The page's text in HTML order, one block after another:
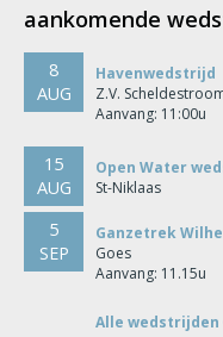
aankomende
8
AUG
Havenwedstrijd
Z.V.
Aanvang: 11:00u
15
AUG
Open Water
St-Niklaas
5
SEP
Ganzetrek
Goes
Aanvang: 11.15u
Alle wedstrijden